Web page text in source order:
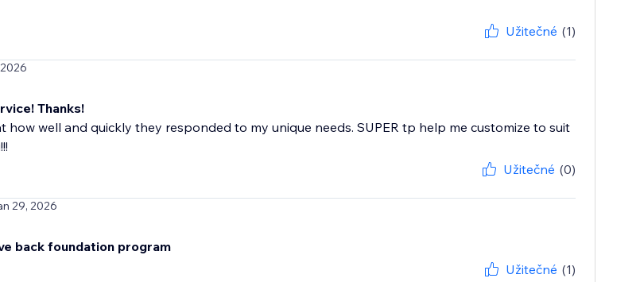
Užitečné (1)
Thanks!
how well and quickly they responded to my unique needs. SUPER tp help me customize to suit
Užitečné (0)
29, 2026
back foundation program
Užitečné (1)